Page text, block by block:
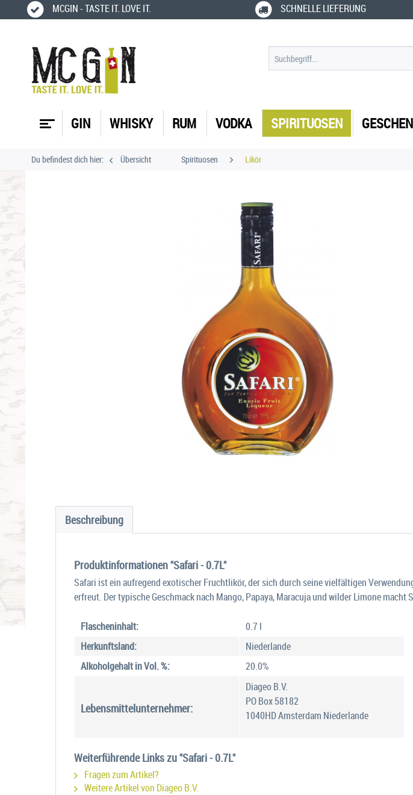
MCGIN - TASTE IT. LOVE IT. SCHNELLE LIEFERUNG
GIN WHISKY RUM VODKA SPIRITUOSEN
Du befindest dich hier: Übersicht Spirituosen Likör
Beschreibung
Produktinformationen "Safari - 0.7L"
Safari ist ein aufregend exotischer Fruchtlikör, der sich durch seine vielfältigen
erfreut. Der typische Geschmack nach Mango, Papaya, Maracuja und wilder Limone
Flascheninhalt:
0.7 l
Herkunftsland:
Niederlande
Alkoholgehalt in Vol. %:
20.0%
Lebensmittelunternehmer:
Diageo B.V.
PO Box 58182
1040HD Amsterdam Niederlande
Weiterführende Links zu "Safari - 0.7L"
Fragen zum Artikel?
Weitere Artikel von Diageo B.V.